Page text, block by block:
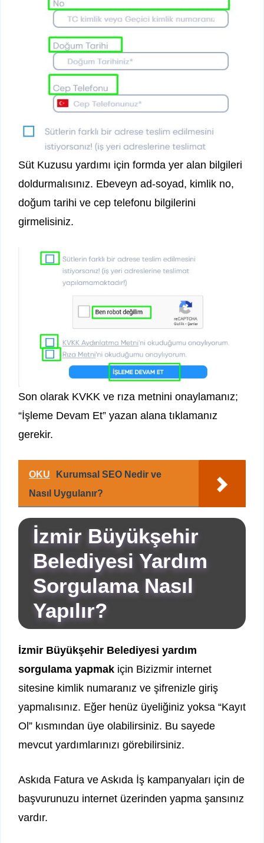
Süt Kuzusu yardımı için formda yer alan bilgileri
doldurmalısınız. Ebeveyn ad-soyad, kimlik no,
doğum tarihi ve cep telefonu bilgilerini
girmelisiniz.
Son olarak KVKK ve rıza metnini onaylamanız;
“İşleme Devam Et” yazan alana tıklamanız
gerekir.
OKU
Kurumsal SEO Nedir ve
Nasıl Uygulanır?
İzmir Büyükşehir
Belediyesi Yardım
Sorgulama Nasıl
Yapılır?
İzmir Büyükşehir Belediyesi yardım
sorgulama yapmak için Bizizmir internet
sitesine kimlik numaranız ve şifrenizle giriş
yapmalısınız. Eğer henüz üyeliğiniz yoksa “Kayıt
Ol” kısmından üye olabilirsiniz. Bu sayede
mevcut yardımlarınızı görebilirsiniz.
Askıda Fatura ve Askıda İş kampanyaları için de
başvurunuzu internet üzerinden yapma şansınız
vardır.